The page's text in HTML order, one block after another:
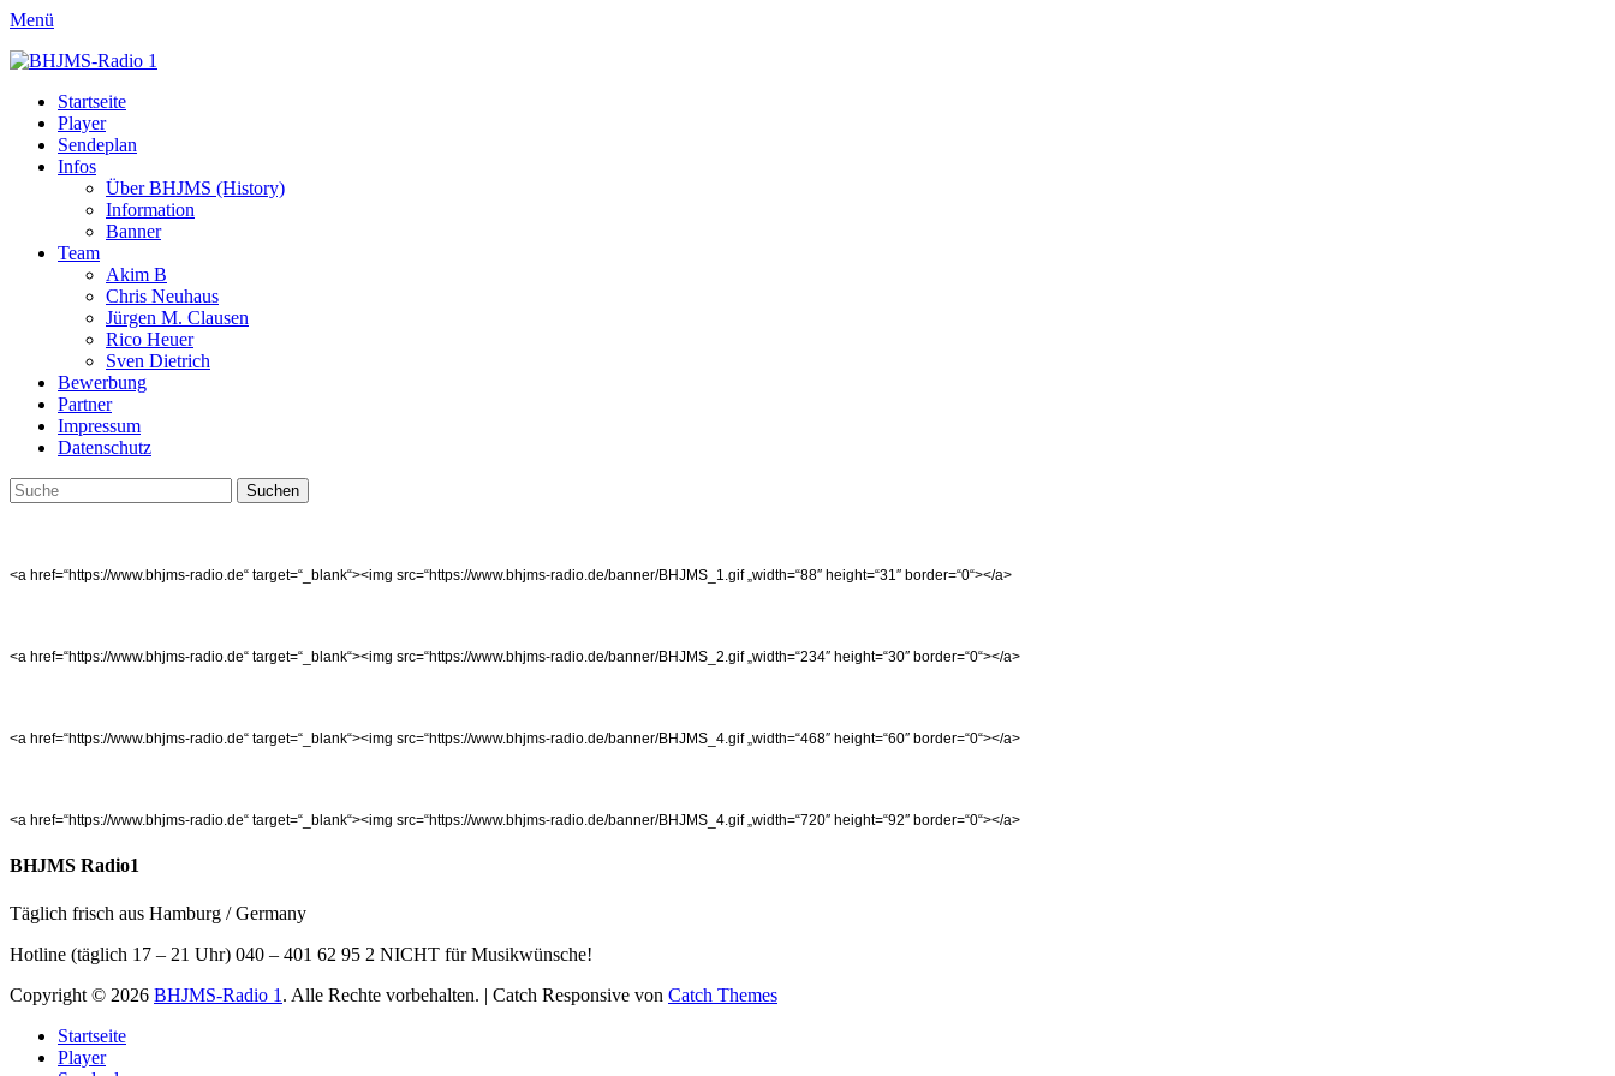
Menü
BHJMS-Radio 1
Primäres
Menü
Zum
Inhalt
springen
Startseite
Player
Sendeplan
Infos
Über BHJMS (History)
Information
Banner
Team
Akim B
Chris Neuhaus
Jürgen M. Clausen
Rico Heuer
Sven Dietrich
Bewerbung
Partner
Impressum
Datenschutz
Suchen
Suchen
nach:
<a href=“https://www.bhjms-radio.de“ target=“_blank“><img src=“https://www.bhjms-radio.de/banner/BHJMS_1.gif „width=“88″ height=“31″ border=“0“></a>
<a href=“https://www.bhjms-radio.de“ target=“_blank“><img src=“https://www.bhjms-radio.de/banner/BHJMS_2.gif „width=“234″ height=“30″ border=“0“></a>
<a href=“https://www.bhjms-radio.de“ target=“_blank“><img src=“https://www.bhjms-radio.de/banner/BHJMS_4.gif „width=“468″ height=“60″ border=“0“></a>
<a href=“https://www.bhjms-radio.de“ target=“_blank“><img src=“https://www.bhjms-radio.de/banner/BHJMS_4.gif „width=“720″ height=“92″ border=“0“></a>
BHJMS Radio1
Täglich frisch aus Hamburg / Germany
Hotline (täglich 17 – 21 Uhr) 040 – 401 62 95 2 NICHT für Musikwünsche!
Copyright © 2026 BHJMS-Radio 1 . Alle Rechte vorbehalten. | Catch Responsive von Catch Themes
oben
scrollen
Startseite
Player